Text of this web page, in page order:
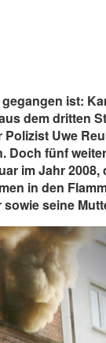
ist:
dem dritten
Uwe
Doch fünf
im Jahr 2008,
in den
seine